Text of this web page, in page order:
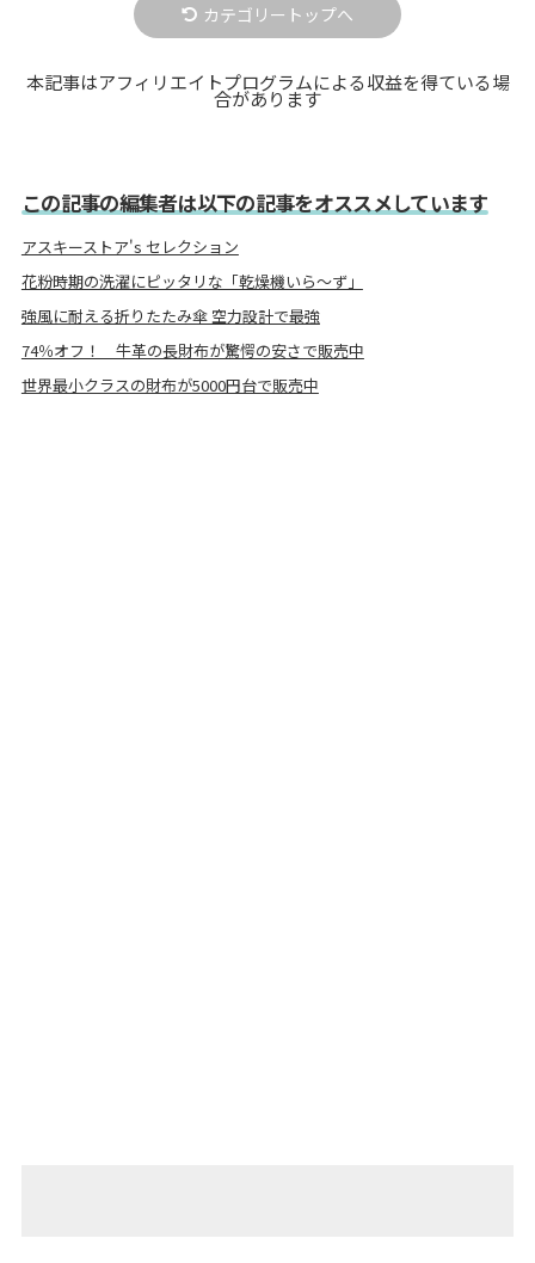
カテゴリートップへ
本記事はアフィリエイトプログラムによる収益を得ている場
合があります
この記事の編集者は以下の記事をオススメしています
アスキーストア's セレクション
花粉時期の洗濯にピッタリな「乾燥機いら〜ず」
強風に耐える折りたたみ傘 空力設計で最強
74％オフ！ 牛革の長財布が驚愕の安さで販売中
世界最小クラスの財布が5000円台で販売中